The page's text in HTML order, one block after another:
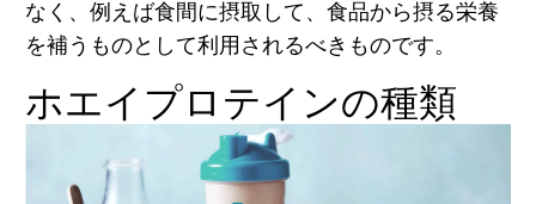
なく、例えば食間に摂取して、食品から摂る栄養
を補うものとして利用されるべきものです。
ホエイプロテインの種類